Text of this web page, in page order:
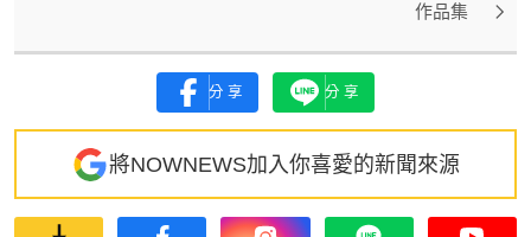
作品集
分享 分享
將NOWNEWS加入你喜愛的新聞來源